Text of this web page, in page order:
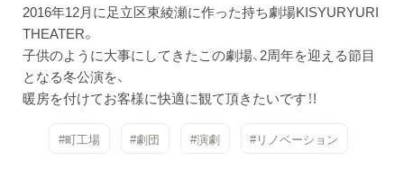
2016年12月に足立区東綾瀬に作った持ち劇場KISYURYURI
THEATER。
子供のように大事にしてきたこの劇場、2周年を迎える節目
となる冬公演を、
暖房を付けてお客様に快適に観て頂きたいです！!
#町工場 #劇団 #演劇 #リノベーション